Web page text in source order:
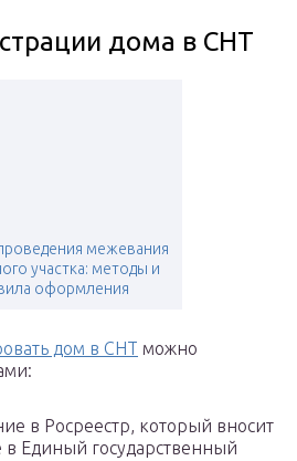
дома в СНТ
межевания
участка: методы и
оформления
дом в СНТ можно
в Росреестр, который вносит
в Единый государственный